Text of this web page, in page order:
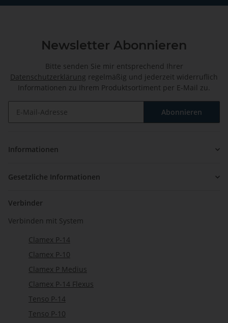
Newsletter Abonnieren
Bitte senden Sie mir entsprechend Ihrer
Datenschutzerklärung regelmäßig und jederzeit widerruflich
Informationen zu Ihrem Produktsortiment per E-Mail zu.
Abonnieren
Informationen
Gesetzliche Informationen
Verbinder
Verbinden mit System
Clamex P-14
Clamex P-10
Clamex P Medius
Clamex P-14 Flexus
Tenso P-14
Tenso P-10